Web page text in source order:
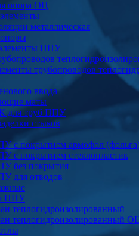
опора ОЦ
металлическая
ППУ
трубопроводов
ввода
маты
для труб ППУ
стыков
с покрытием армофол
с покрытием стеклопластик
без покрытия
для отводов
ППУ
теплогидроизолированный
теплогидроизолированный